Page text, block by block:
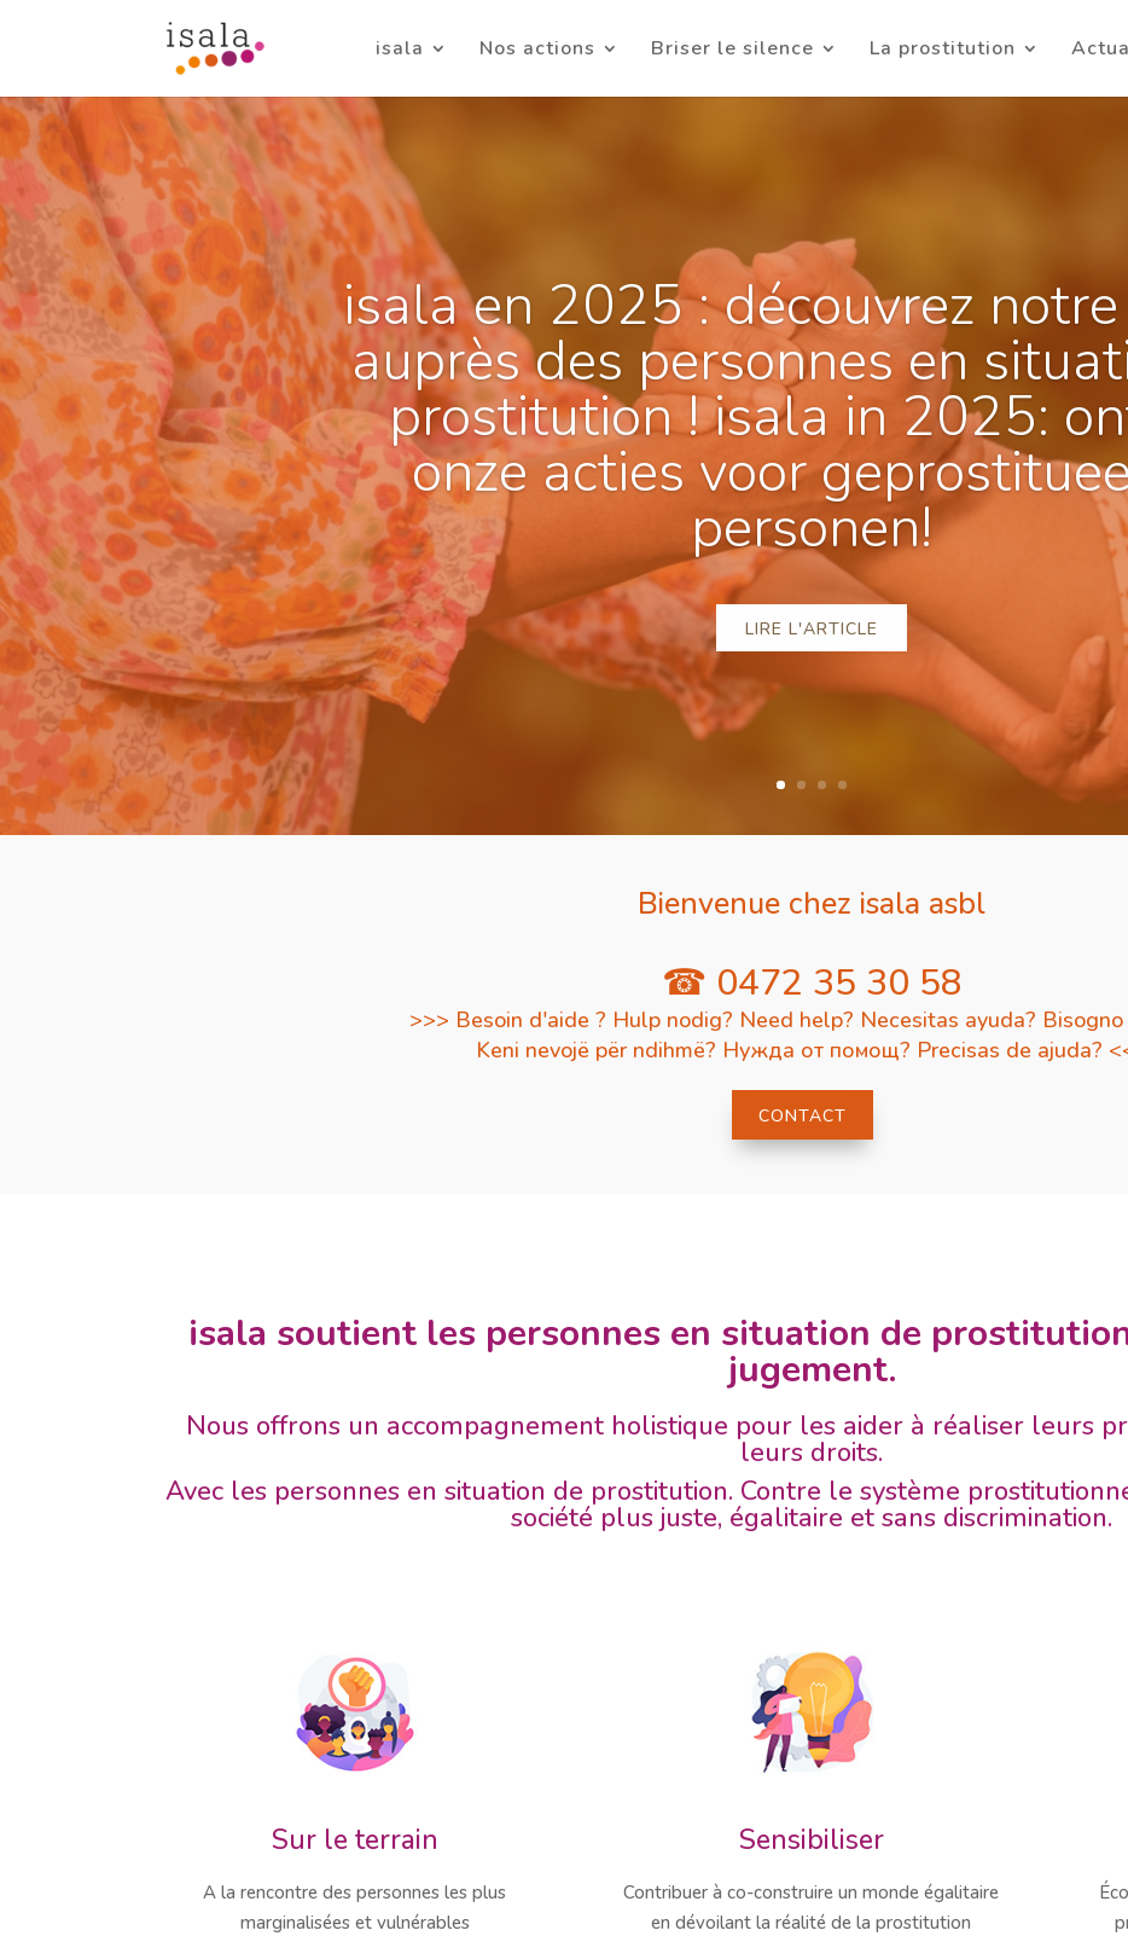
isala Nos actions Briser le silence La prostitution
isala en 2025 : découvrez
auprès des personnes en
prostitution ! isala in 2025:
onze acties voor
personen!
LIRE L'ARTICLE
Bienvenue chez isala asbl
☎ 0472 35 30 58
>>> Besoin d'aide ? Hulp nodig? Need help? Necesitas ayuda?
Keni nevojë për ndihmë? Нужда от помощ? Precisas de ajuda?
CONTACT
isala soutient les personnes en situation de
jugement.
Nous offrons un accompagnement holistique pour les aider à réaliser leurs
leurs droits.
Avec les personnes en situation de prostitution. Contre le système
société plus juste, égalitaire et sans discrimination.
Sur le terrain
A la rencontre des personnes les plus
marginalisées et vulnérables
Sensibiliser
Contribuer à co-construire un monde égalitaire
en dévoilant la réalité de la prostitution